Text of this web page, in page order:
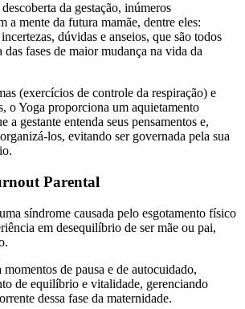
da gestação, inúmeros
a mente da futura mamãe, dentre eles:
dúvidas e anseios, que são todos
fases de maior mudança na vida da
(exercícios de controle da respiração) e
o Yoga proporciona um aquietamento
a gestante entenda seus pensamentos e,
los, evitando ser governada pela sua
Parental
síndrome causada pelo esgotamento físico
em desequilíbrio de ser mãe ou pai,
de pausa e de autocuidado,
de equilíbrio e vitalidade, gerenciando
dessa fase da maternidade.